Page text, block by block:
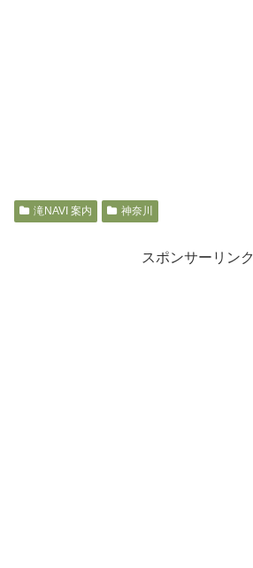
滝NAVI 案内 神奈川
スポンサーリンク